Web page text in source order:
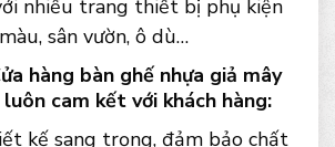
nhiều trang thiết bị phụ kiện
sân vườn, ô dù…
hàng bàn ghế nhựa giả mây
cam kết với khách hàng:
kế sang trọng, đảm bảo chất